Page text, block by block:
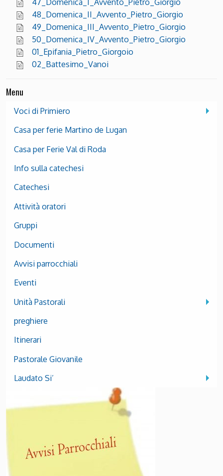
47_Domenica_I_Avvento_Pietro_Giorgio
48_Domenica_II_Avvento_Pietro_Giorgio
49_Domenica_III_Avvento_Pietro_Giorgio
50_Domenica_IV_Avvento_Pietro_Giorgio
01_Epifania_Pietro_Giorgoio
02_Battesimo_Vanoi
Menu
Voci di Primiero
Casa per ferie Martino de Lugan
Casa per Ferie Val di Roda
Info sulla catechesi
Catechesi
Attività oratori
Gruppi
Documenti
Avvisi parrocchiali
Eventi
Unità Pastorali
preghiere
Itinerari
Pastorale Giovanile
Laudato Si’